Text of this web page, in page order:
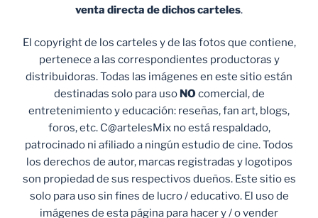
venta directa de dichos carteles.
El copyright de los carteles y de las fotos que contiene,
pertenece a las correspondientes productoras y
distribuidoras. Todas las imágenes en este sitio están
destinadas solo para uso NO comercial, de
entretenimiento y educación: reseñas, fan art, blogs,
foros, etc. C@artelesMix no está respaldado,
patrocinado ni afiliado a ningún estudio de cine. Todos
los derechos de autor, marcas registradas y logotipos
son propiedad de sus respectivos dueños. Este sitio es
solo para uso sin fines de lucro / educativo. El uso de
imágenes de esta página para hacer y / o vender